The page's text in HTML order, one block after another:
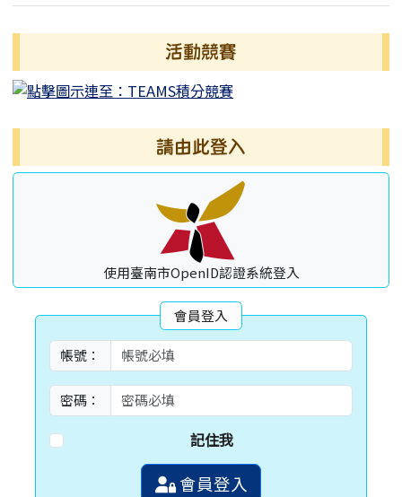
活動競賽
請由此登入
使用臺南市OpenID認證系統登入
會員登入
帳號：
密碼：
記住我
會員登入